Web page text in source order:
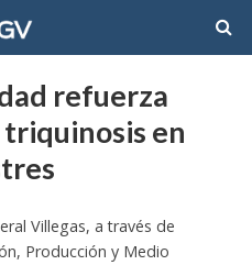
refuerza
en
Villegas, a través de
Producción y Medio